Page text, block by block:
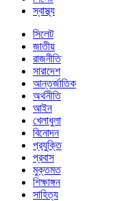
স্বাস্থ্য
সিলেট
জাতীয়
রাজনীতি
সারাদেশ
আন্তর্জাতিক
অর্থনীতি
আইন
খেলাধুলা
বিনোদন
প্রযুক্তি
প্রবাস
মুক্তমত
শিক্ষাঙ্গন
সাহিত্য